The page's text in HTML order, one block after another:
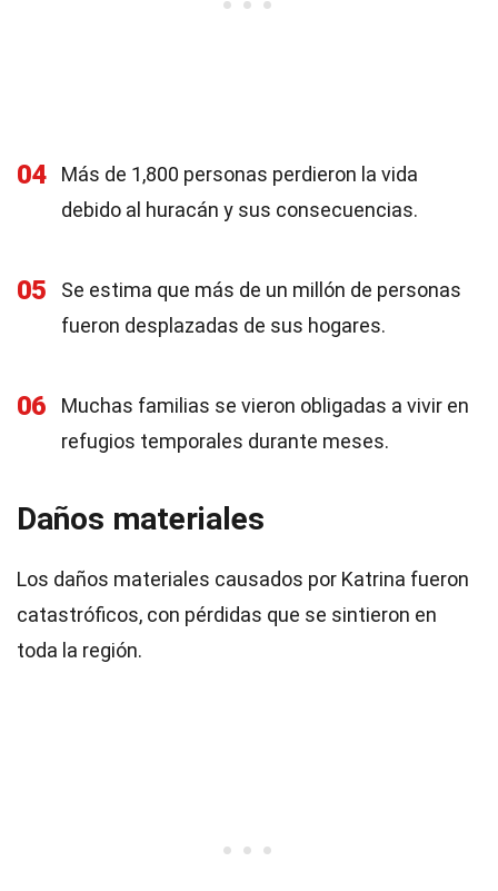
04
Más de 1,800 personas perdieron la vida
debido al huracán y sus consecuencias.
05
Se estima que más de un millón de personas
fueron desplazadas de sus hogares.
06
Muchas familias se vieron obligadas a vivir en
refugios temporales durante meses.
Daños materiales
Los daños materiales causados por Katrina fueron
catastróficos, con pérdidas que se sintieron en
toda la región.